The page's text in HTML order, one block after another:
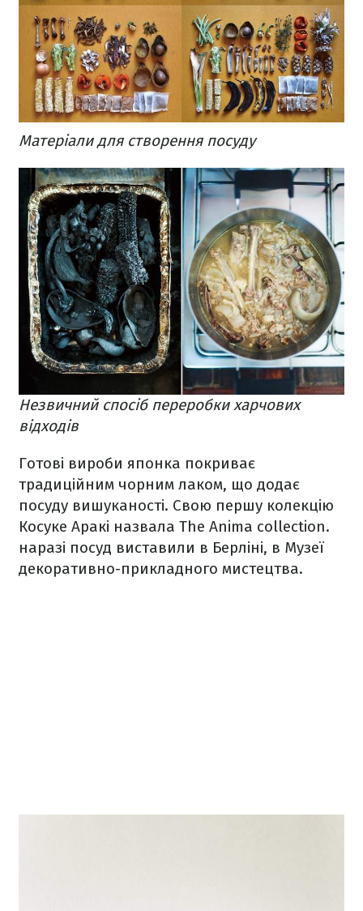
Матеріали для створення посуду
Незвичний спосіб переробки харчових
відходів
Готові вироби японка покриває
традиційним чорним лаком, що додає
посуду вишуканості. Свою першу колекцію
Косуке Аракі назвала The Anima collection.
наразі посуд виставили в Берліні, в Музеї
декоративно-прикладного мистецтва.